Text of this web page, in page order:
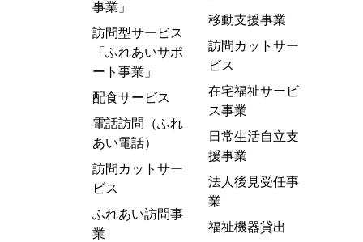
事業」
訪問型サービス
「ふれあいサポ
ート事業」
配食サービス
電話訪問（ふれ
あい電話）
訪問カットサー
ビス
ふれあい訪問事
業
移動支援事業
訪問カットサー
ビス
在宅福祉サービ
ス事業
日常生活自立支
援事業
法人後見受任事
業
福祉機器貸出